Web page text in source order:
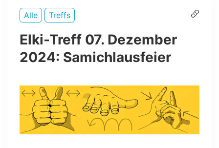
Alle Treffs
Elki-Treff 07. Dezember
2024: Samichlausfeier